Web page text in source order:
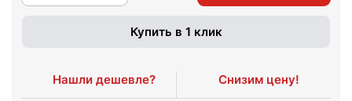
Купить в 1 клик
Нашли дешевле? Снизим цену!